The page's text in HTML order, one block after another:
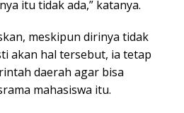
itu tidak ada,” katanya.
meskipun dirinya tidak
akan hal tersebut, ia tetap
daerah agar bisa
mahasiswa itu.